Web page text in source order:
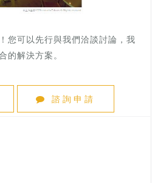
！您可以先行與我們洽談討論，我
的解決方案。
諮詢申請